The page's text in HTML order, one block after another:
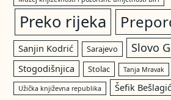
Preko rijeka
Sanjin Kodrić Sarajevo Slovo
Stogodišnjica Stolac Tanja Mravak
Užička književna republika Šefik Bešlagić